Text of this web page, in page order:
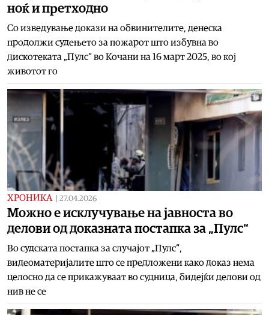
ноќ и претходно
Со изведување докази на обвинителите, денеска
продолжи судењето за пожарот што избувна во
дискотеката „Пулс“ во Кочани на 16 март 2025, во кој
животот го
ХРОНИКА 27.04.2026
Можно е исклучување на јавноста во
делови од доказната постапка за „Пулс“
Во судската постапка за случајот „Пулс“,
видеоматеријалите што се предложени како доказ нема
целосно да се прикажуваат во судница, бидејќи делови од
нив не се